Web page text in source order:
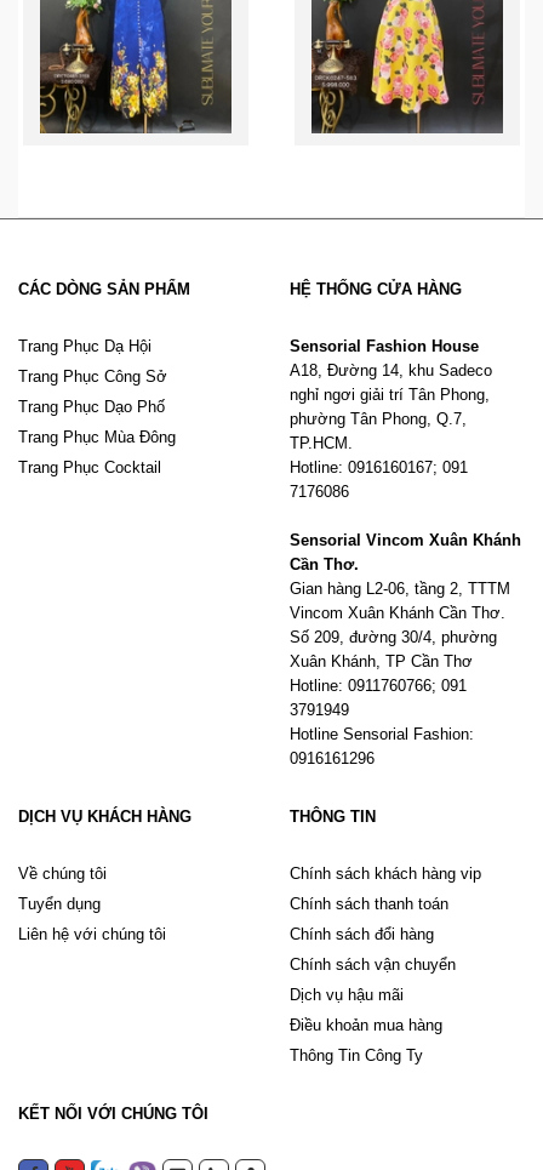
CÁC DÒNG SẢN PHẨM
Trang Phục Dạ Hội
Trang Phục Công Sở
Trang Phục Dạo Phố
Trang Phục Mùa Đông
Trang Phục Cocktail
HỆ THỐNG CỬA HÀNG
Sensorial Fashion House
A18, Đường 14, khu Sadeco
nghỉ ngơi giải trí Tân Phong,
phường Tân Phong, Q.7,
TP.HCM.
Hotline: 0916160167; 091
7176086
Sensorial Vincom Xuân Khánh
Cần Thơ.
Gian hàng L2-06, tầng 2, TTTM
Vincom Xuân Khánh Cần Thơ.
Số 209, đường 30/4, phường
Xuân Khánh, TP Cần Thơ
Hotline: 0911760766; 091
3791949
Hotline Sensorial Fashion:
0916161296
DỊCH VỤ KHÁCH HÀNG
Về chúng tôi
Tuyển dụng
Liên hệ với chúng tôi
THÔNG TIN
Chính sách khách hàng vip
Chính sách thanh toán
Chính sách đổi hàng
Chính sách vận chuyển
Dịch vụ hậu mãi
Điều khoản mua hàng
Thông Tin Công Ty
KẾT NỐI VỚI CHÚNG TÔI